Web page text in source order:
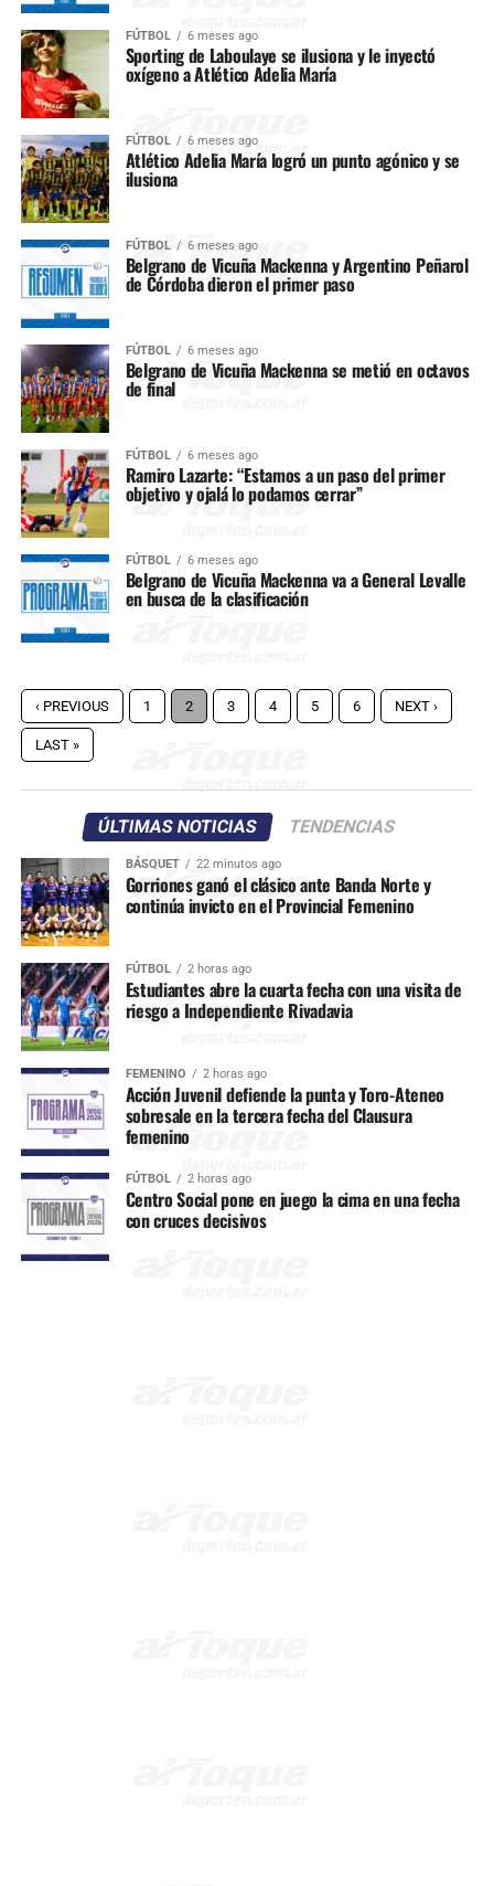
FÚTBOL 6 meses ago
Sporting de Laboulaye se ilusiona y le inyectó
oxígeno a Atlético Adelia María
FÚTBOL 6 meses ago
Atlético Adelia María logró un punto agónico y se
ilusiona
FÚTBOL 6 meses ago
Belgrano de Vicuña Mackenna y Argentino Peñarol
de Córdoba dieron el primer paso
FÚTBOL 6 meses ago
Belgrano de Vicuña Mackenna se metió en octavos
de final
FÚTBOL 6 meses ago
Ramiro Lazarte: “Estamos a un paso del primer
objetivo y ojalá lo podamos cerrar”
FÚTBOL 6 meses ago
Belgrano de Vicuña Mackenna va a General Levalle
en busca de la clasificación
‹ PREVIOUS 1 2 3 4 5 6 NEXT ›
LAST »
ÚLTIMAS NOTICIAS TENDENCIAS
BÁSQUET 22 minutos ago
Gorriones ganó el clásico ante Banda Norte y
continúa invicto en el Provincial Femenino
FÚTBOL 2 horas ago
Estudiantes abre la cuarta fecha con una visita de
riesgo a Independiente Rivadavia
FEMENINO 2 horas ago
Acción Juvenil defiende la punta y Toro-Ateneo
sobresale en la tercera fecha del Clausura
femenino
FÚTBOL 2 horas ago
Centro Social pone en juego la cima en una fecha
con cruces decisivos